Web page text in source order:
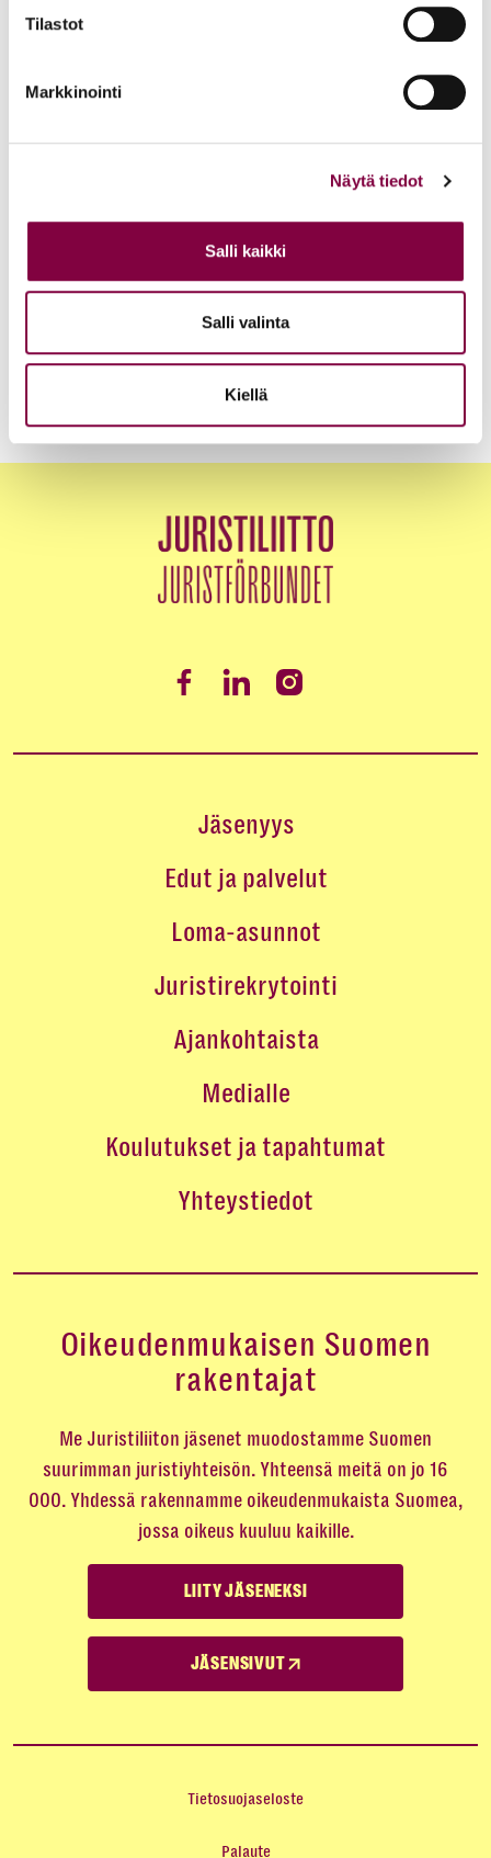
Tilastot
Markkinointi
Näytä tiedot
Salli kaikki
Salli valinta
Kiellä
Työ- ja virkasuhdeneuvonta palvelee läpi kesän
Uutiset
Akava, SAK ja STTK: Palkkavarmuus vahvistaa
Edunvalvonta
Jäsenyys
Edut ja palvelut
Loma-asunnot
Juristirekrytointi
Ajankohtaista
Medialle
Koulutukset ja tapahtumat
Yhteystiedot
Oikeudenmukaisen Suomen
rakentajat
Me Juristiliiton jäsenet muodostamme Suomen
suurimman juristiyhteisön. Yhteensä meitä on jo 16
000. Yhdessä rakennamme oikeudenmukaista Suomea,
jossa oikeus kuuluu kaikille.
LIITY JÄSENEKSI
JÄSENSIVUT
Tietosuojaseloste
Palaute